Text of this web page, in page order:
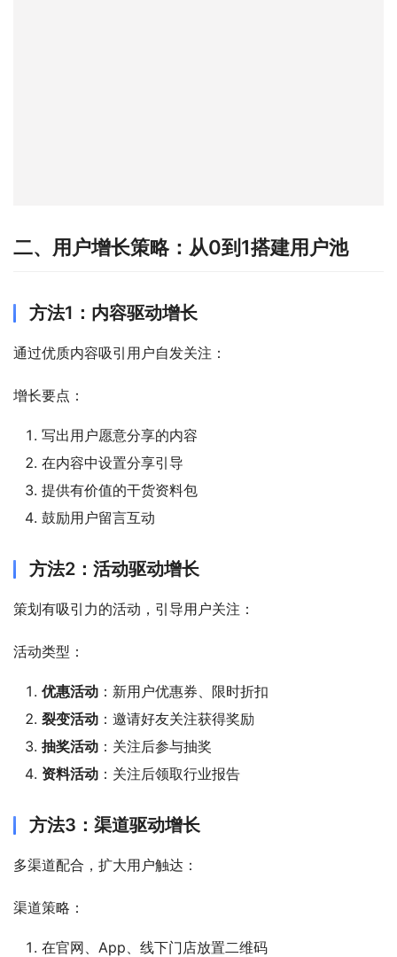
二、用户增长策略：从0到1搭建用户池
方法1：内容驱动增长
通过优质内容吸引用户自发关注：
增长要点：
写出用户愿意分享的内容
在内容中设置分享引导
提供有价值的干货资料包
鼓励用户留言互动
方法2：活动驱动增长
策划有吸引力的活动，引导用户关注：
活动类型：
优惠活动 ：新用户优惠券、限时折扣
裂变活动 ：邀请好友关注获得奖励
抽奖活动 ：关注后参与抽奖
资料活动 ：关注后领取行业报告
方法3：渠道驱动增长
多渠道配合，扩大用户触达：
渠道策略：
在官网、App、线下门店放置二维码